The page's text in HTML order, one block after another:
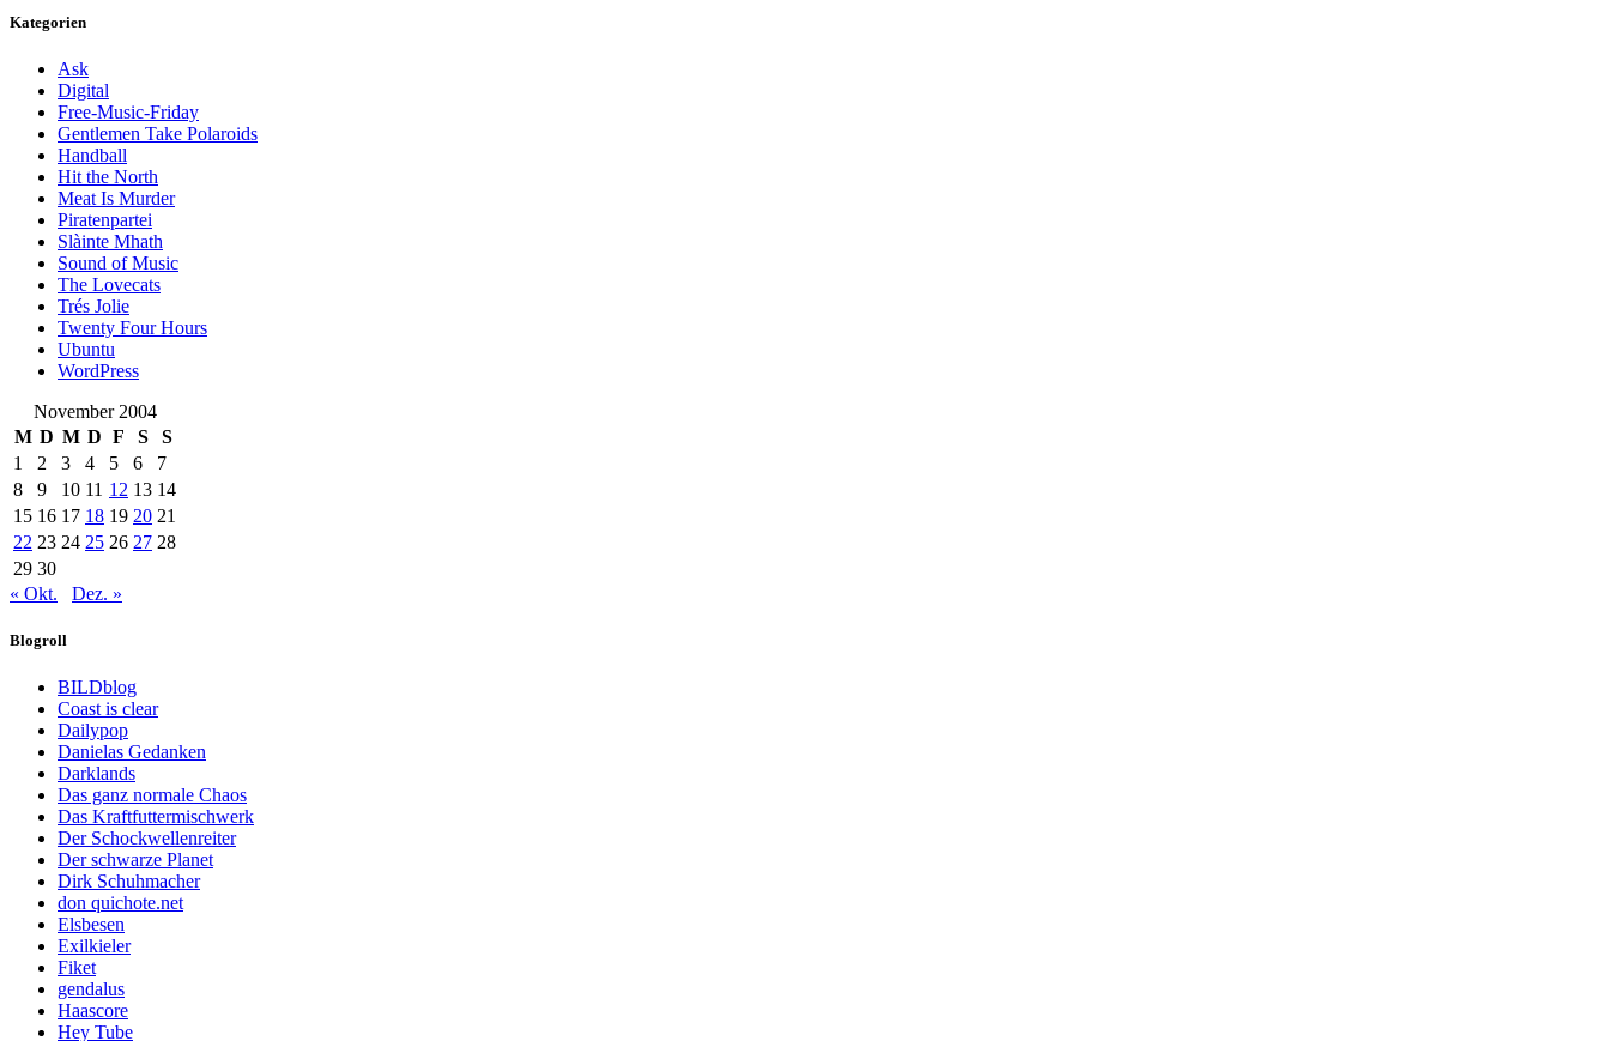
Kategorien
Ask
Digital
Free-Music-Friday
Gentlemen Take Polaroids
Handball
Hit the North
Meat Is Murder
Piratenpartei
Slàinte Mhath
Sound of Music
The Lovecats
Trés Jolie
Twenty Four Hours
Ubuntu
WordPress
November 2004
M D M D F S
S
1
2 3 4 5 6
7
8
9 10 11 12 13 14
15 16 17 18 19 20 21
22 23 24 25 26 27 28
29 30
« Okt.
Dez. »
Blogroll
BILDblog
Coast is clear
Dailypop
Danielas Gedanken
Darklands
Das ganz normale Chaos
Das Kraftfuttermischwerk
Der Schockwellenreiter
Der schwarze Planet
Dirk Schuhmacher
don quichote.net
Elsbesen
Exilkieler
Fiket
gendalus
Haascore
Hey Tube